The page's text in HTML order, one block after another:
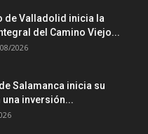
de Valladolid inicia la
del Camino Viejo...
2026
Salamanca inicia su
inversión...